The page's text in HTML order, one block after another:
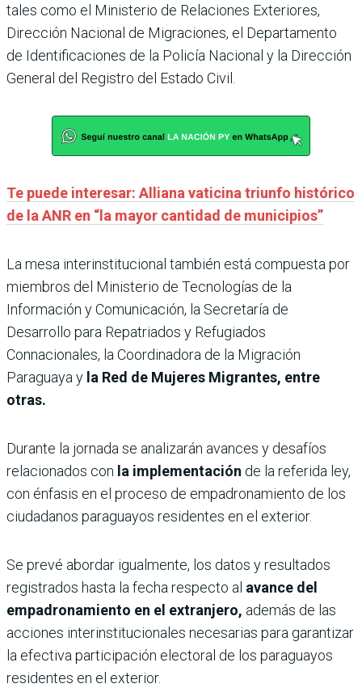
tales como el Ministerio de Relaciones Exteriores,
Dirección Nacional de Migraciones, el Departamento
de Identificaciones de la Policía Nacional y la Dirección
General del Registro del Estado Civil.
Te puede interesar: Alliana vaticina triunfo histórico
de la ANR en “la mayor cantidad de municipios”
La mesa interinstitucional también está compuesta por
miembros del Ministerio de Tecnologías de la
Información y Comunicación, la Secretaría de
Desarrollo para Repatriados y Refugiados
Connacionales, la Coordinadora de la Migración
Paraguaya y la Red de Mujeres Migrantes, entre
otras.
Durante la jornada se analizarán avances y desafíos
relacionados con la implementación de la referida ley,
con énfasis en el proceso de empadronamiento de los
ciudadanos paraguayos residentes en el exterior.
Se prevé abordar igualmente, los datos y resultados
registrados hasta la fecha respecto al avance del
empadronamiento en el extranjero, además de las
acciones interinstitucionales necesarias para garantizar
la efectiva participación electoral de los paraguayos
residentes en el exterior.